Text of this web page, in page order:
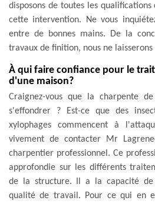
disposons de toutes les
cette intervention. Ne vous
entre de bonnes mains. De la
travaux de finition, nous ne
À qui faire confiance pour le
d'une maison?
Craignez-vous que la charpente
s'effondrer ? Est-ce que des
xylophages commencent à
vivement de contacter Mr
charpentier professionnel. Ce
approfondie sur les différents
de la structure. Il a la capacité
qualité de travail. Pour ce qui en